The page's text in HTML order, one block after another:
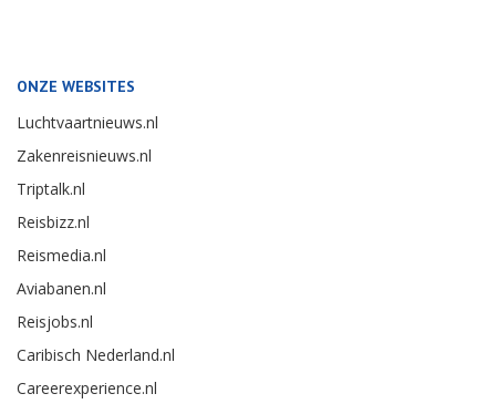
ONZE WEBSITES
Luchtvaartnieuws.nl
Zakenreisnieuws.nl
Triptalk.nl
Reisbizz.nl
Reismedia.nl
Aviabanen.nl
Reisjobs.nl
Caribisch Nederland.nl
Careerexperience.nl